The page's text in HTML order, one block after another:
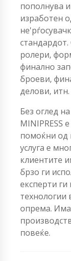
пополнува
изработен
ролери,
финално
броеви,
делови,
Без оглед
MINIPRESS
помоќни од
услуга е
клиентите
брзо ги
експерти ги
технологии
опрема.
повеќе.